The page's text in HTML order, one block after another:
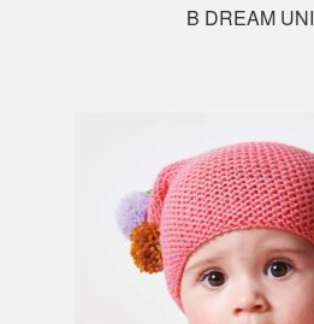
B DREAM UNI